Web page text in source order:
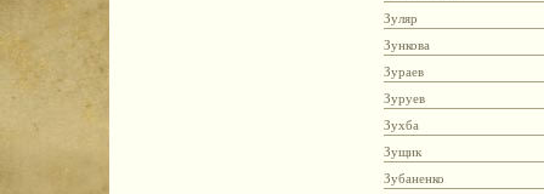
Зуляр
Зункова
Зураев
Зуруев
Зухба
Зущик
Зубаненко